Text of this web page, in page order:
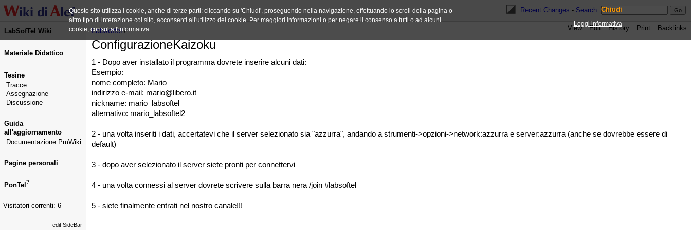
Recent Changes - Search:
LabSofTel Wiki
Materiale Didattico
Tesine
Tracce
Assegnazione
Discussione
Guida
all'aggiornamento
Documentazione PmWiki
Pagine personali
PonTel ?
Visitatori correnti: 6
edit SideBar
View Edit History Print Backlinks
Labsoftel/
ConfigurazioneKaizoku
1 - Dopo aver installato il programma dovrete inserire alcuni dati:
Esempio:
nome completo: Mario
indirizzo e-mail: mario@libero.it
nickname: mario_labsoftel
alternativo: mario_labsoftel2
2 - una volta inseriti i dati, accertatevi che il server selezionato sia "azzurra", andando a strumenti->opzioni->network:azzurra e server:azzurra (anche se dovrebbe essere di
default)
3 - dopo aver selezionato il server siete pronti per connettervi
4 - una volta connessi al server dovrete scrivere sulla barra nera /join #labsoftel
5 - siete finalmente entrati nel nostro canale!!!
Questo sito utilizza i cookie, anche di terze parti: cliccando su 'Chiudi', proseguendo nella navigazione, effettuando lo scroll della pagina o
altro tipo di interazione col sito, acconsenti all'utilizzo dei cookie. Per maggiori informazioni o per negare il consenso a tutti o ad alcuni
cookie, consulta l'informativa.
Chiudi
Leggi informativa